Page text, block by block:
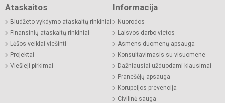
Ataskaitos
Biudžeto vykdymo ataskaitų rinkiniai
Finansinių ataskaitų rinkiniai
Lėšos veiklai viešinti
Projektai
Viešieji pirkimai
Informacija
Nuorodos
Laisvos darbo vietos
Asmens duomenų apsauga
Konsultavimasis su visuomene
Dažniausiai užduodami klausimai
Pranešėjų apsauga
Korupcijos prevencija
Civilinė sauga